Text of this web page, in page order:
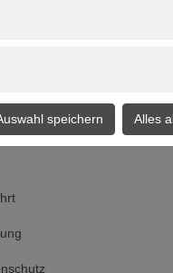
KU
speichern Alles